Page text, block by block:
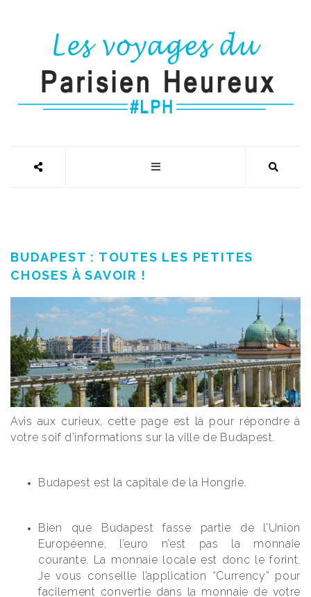
BUDAPEST : TOUTES LES PETITES
CHOSES À SAVOIR !
Avis aux curieux, cette page est là pour répondre à
votre soif d’informations sur la ville de Budapest.
Budapest est la capitale de la Hongrie.
Bien que Budapest fasse partie de l’Union
Européenne, l’euro n’est pas la monnaie
courante. La monnaie locale est donc le forint.
Je vous conseille l’application “Currency” pour
facilement convertie dans la monnaie de votre